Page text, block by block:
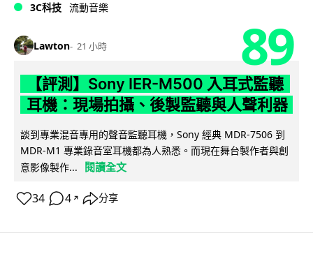
3C科技 流動音樂
Lawton 21 小時 89
【評測】Sony IER-M500 入耳式監聽
耳機：現場拍攝、後製監聽與人聲利器
談到專業混音專用的聲音監聽耳機，Sony 經典 MDR-7506 到
MDR-M1 專業錄音室耳機都為人熟悉。而現在舞台製作者與創
意影像製作...
閱讀全文
34 4 ↗ 分享